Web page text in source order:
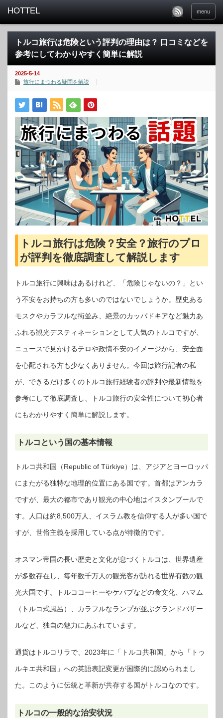
menu
トルコ旅行は危険という評判の理由は？ 口コミなどを
参考にしてわかりやすく簡単に解説
2025-5-14
旅行にまつわる疑問を解説
トルコ旅行は危険？安全？旅行のプロ
が評判を徹底調査して解説します
トルコ旅行に興味はあるけれど、「危険じゃないの？」とい
う不安をお持ちの方も多いのではないでしょうか。歴史ある
モスクやカラフルな街並み、絶景のカッパドキアなど魅力あ
ふれる観光デスティネーションとして人気のトルコですが、
ニュースで見かけるテロや政情不安のイメージから、安全面
を心配される方も少なくありません。今回は旅行記者の私
が、できるだけ多くのトルコ旅行経験者の評判や最新情報を
参考にして徹底調査し、トルコ旅行の安全性について初心者
にもわかりやすく簡単に解説します。
トルコという国の基本情報
トルコ共和国（Republic of Türkiye）は、アジアとヨーロッパ
にまたがる独特な地理的位置にある国です。首都はアンカラ
ですが、最大の都市であり観光の中心地はイスタンブールで
す。人口は約8,500万人、イスラム教を信仰する人が多い国で
すが、世俗主義を採用している点が特徴的です。
オスマン帝国の長い歴史と文化が息づくトルコは、世界遺産
が多数存在し、毎年数千万人の観光客が訪れる世界有数の観
光大国です。トルココーヒーやケバブなどの食文化、ハマム
（トルコ式風呂）、カラフルなランプが並ぶグランドバザー
ルなど、独自の魅力にあふれています。
通貨はトルコリラで、2023年に「トルコ共和国」から「トゥ
ルキエ共和国」への英語表記変更が国際的に認められまし
た。このように伝統と革新が共存する国がトルコなのです。
トルコの一般的な治安状況